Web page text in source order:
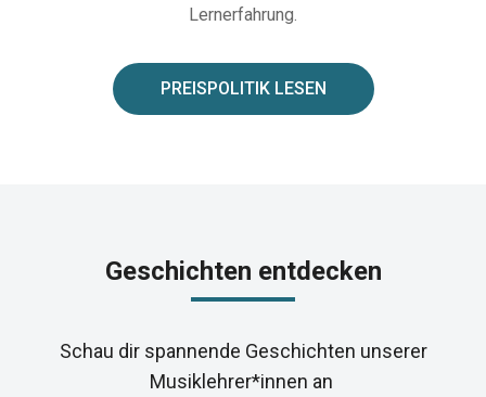
Lernerfahrung.
PREISPOLITIK LESEN
Geschichten entdecken
Schau dir spannende Geschichten unserer
Musiklehrer*innen an